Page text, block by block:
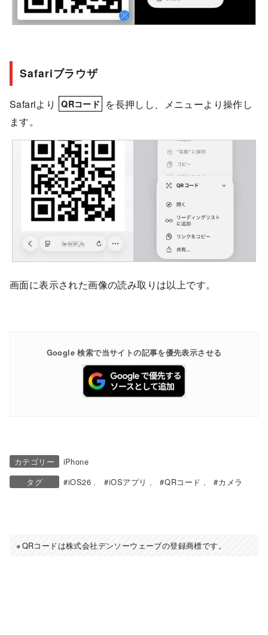
Safariブラウザ
Safariより QRコード を長押しし、メニューより操作し
ます。
画面に表示された画像の読み取りは以上です。
Google 検索で当サイトの記事を優先表示させる
カテゴリー
iPhone
タグ
iOS26 iOSアプリ QRコード カメラ
QRコードは株式会社デンソーウェーブの登録商標です。